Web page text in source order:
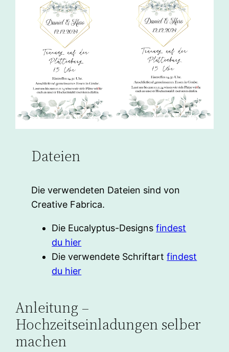
Dateien
Die verwendeten Dateien sind von
Creative Fabrica.
Die Eucalyptus-Designsfindest
du hier
Die verwendete Schriftartfindest
du hier
Anleitung –
Hochzeitseinladungen selber
machen